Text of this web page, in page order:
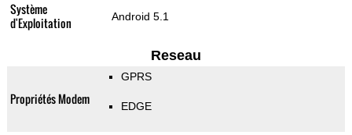
Système
d'Exploitation
Android 5.1
Reseau
Propriétés Modem
GPRS
EDGE